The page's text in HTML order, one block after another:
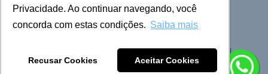
Privacidade. Ao continuar navegando, você
concorda com estas condições. Saiba mais
Recusar Cookies Aceitar Cookies
Play Store e App Store
Todos os direitos reservados © 2026 Cruzeiro do Sul